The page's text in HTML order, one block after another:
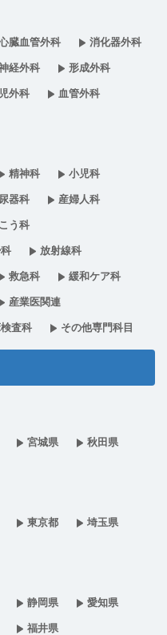
臓血管外科
消化器外科
経外科
形成外科
外科
血管外科
精神科
小児科
器科
産婦人科
う科
放射線科
救急科
緩和ケア科
産業医関連
査科 その他専門科目
宮城県
秋田県
東京都
埼玉県
静岡県
愛知県
福井県